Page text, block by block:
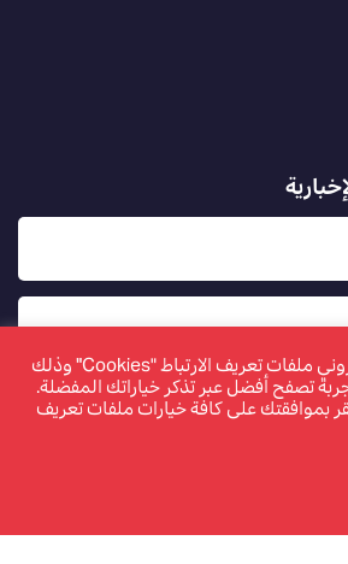
يستخدم موقعنا الإلكتروني ملفات تعريف الارتباط "Cookies" وذلك
تصفح أفضل عبر تذكر خياراتك المفضلة.
بموافقتك على كافة خيارات ملفات تعريف